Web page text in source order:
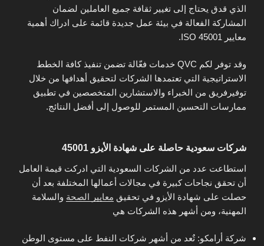
الذي قدق يحتاج إلى تغيير ثقافة جميع العاملين لضمان
المشاركة الفعالة في بيئة عمل جديدة قائمة على ادراك أهمية
معايير ISO 45001.
وقد توفر لكم QVC خدمات فعّالة تضمن تنفيذ كافة الخطط
الاستراتيجية التي تعتمدها الشركات لتحقيق أهدافها من خلال
توفيرفريق من الخبراء والاستشارين المتخصصين في تطبيق
ممارسات التحسين المستمر للوصول إلى أفضل النتائج.
شركات سعودية حاصلة على شهادة الأيزو 45001
استطاعت عدد من الشركات السعودية التي ادركت قيمة العامل
أن تحقق نجاحات كبيرة في مجالات أعمالها المختلفة بعد أن
حصلت على شهادة الأيزو في تحقيق معايير الصحة والسلامة
المهنية، ومن أشهر هذه الشركات هي
شركة أرامكو: تٌعد من أشهر شركات النفط على مستوى الوطن